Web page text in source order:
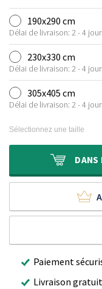
190x290 cm
Délai de livraison: 2 - 4
230x330 cm
Délai de livraison: 2 - 4
305x405 cm
Délai de livraison: 2 - 4
Sélectionnez une taille
DANS
Paiement
Livraison